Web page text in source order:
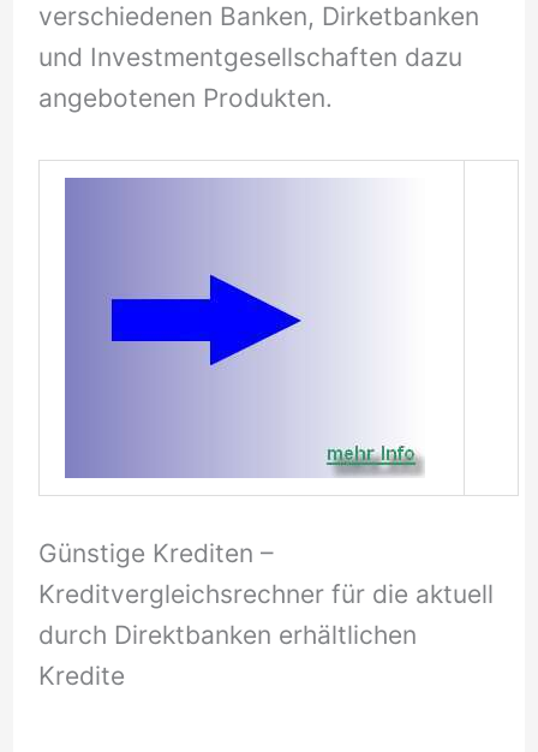
verschiedenen Banken, Dirketbanken
und Investmentgesellschaften dazu
angebotenen Produkten.
Günstige Krediten –
Kreditvergleichsrechner für die aktuell
durch Direktbanken erhältlichen
Kredite